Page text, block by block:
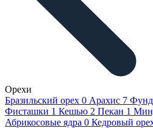
Орехи
Бразильский орех 0 Арахис 7
Фисташки 1 Кешью 2 Пекан 1
Абрикосовые ядра 0 Кедровый